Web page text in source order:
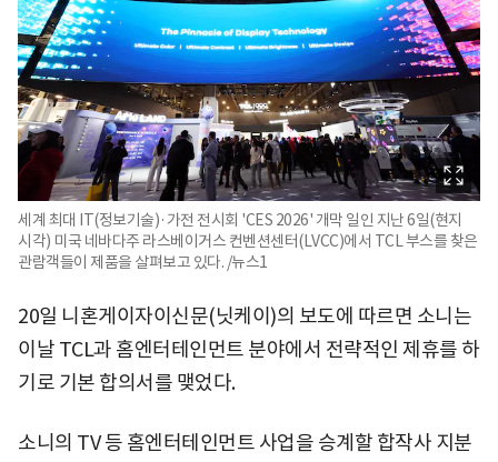
세계 최대 IT(정보기술)·가전 전시회 'CES 2026' 개막 일인 지난 6일(현지
시각) 미국 네바다주 라스베이거스 컨벤션센터(LVCC)에서 TCL 부스를 찾은
관람객들이 제품을 살펴보고 있다. /뉴스1
20일 니혼게이자이신문(닛케이)의 보도에 따르면 소니는
이날 TCL과 홈엔터테인먼트 분야에서 전략적인 제휴를 하
기로 기본 합의서를 맺었다.
소니의 TV 등 홈엔터테인먼트 사업을 승계할 합작사 지분